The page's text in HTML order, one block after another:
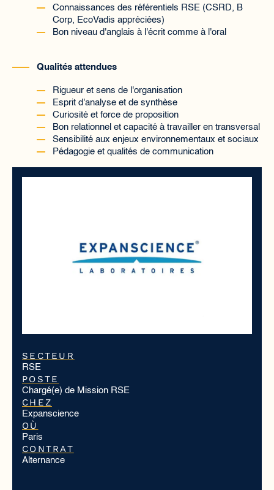
Connaissances des référentiels RSE (CSRD, B
Corp, EcoVadis appréciées)
Bon niveau d'anglais à l'écrit comme à l'oral
Qualités attendues
Rigueur et sens de l'organisation
Esprit d'analyse et de synthèse
Curiosité et force de proposition
Bon relationnel et capacité à travailler en transversal
Sensibilité aux enjeux environnementaux et sociaux
Pédagogie et qualités de communication
SECTEUR
RSE
POSTE
Chargé(e) de Mission RSE
CHEZ
Expanscience
OÙ
Paris
CONTRAT
Alternance